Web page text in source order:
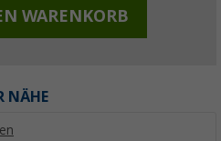
WARENKORB
NÄHE